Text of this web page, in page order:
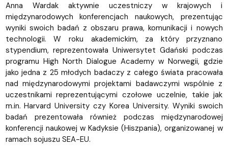
Anna Wardak aktywnie uczestniczy w krajowych i
międzynarodowych konferencjach naukowych, prezentując
wyniki swoich badań z obszaru prawa, komunikacji i nowych
technologii. W roku akademickim, za który przyznano
stypendium, reprezentowała Uniwersytet Gdański podczas
programu High North Dialogue Academy w Norwegii, gdzie
jako jedna z 25 młodych badaczy z całego świata pracowała
nad międzynarodowymi projektami badawczymi wspólnie z
uczestnikami reprezentującymi czołowe uczelnie, takie jak
m.in. Harvard University czy Korea University. Wyniki swoich
badań prezentowała również podczas międzynarodowej
konferencji naukowej w Kadyksie (Hiszpania), organizowanej w
ramach sojuszu SEA-EU.